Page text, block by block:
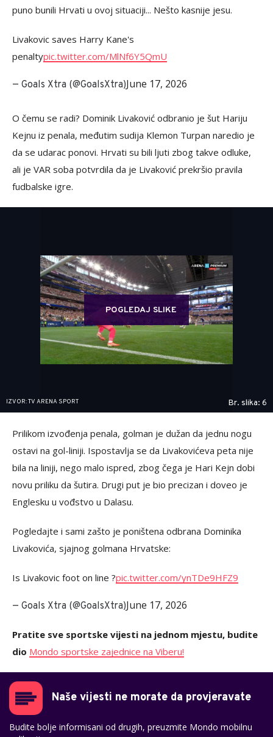
puno bunili Hrvati u ovoj situaciji... Nešto kasnije jesu.
Livakovic saves Harry Kane's
penaltypic.twitter.com/MlNf6Y5QmU
— Goals Xtra (@GoalsXtra)June 17, 2026
O čemu se radi? Dominik Livaković odbranio je šut Hariju
Kejnu iz penala, međutim sudija Klemon Turpan naredio je
da se udarac ponovi. Hrvati su bili ljuti zbog takve odluke,
ali je VAR soba potvrdila da je Livaković prekršio pravila
fudbalske igre.
POGLEDAJ SLIKE
IZVOR: TV ARENA SPORT Br. slika: 6
Prilikom izvođenja penala, golman je dužan da jednu nogu
ostavi na gol-liniji. Ispostavlja se da Livakovićeva peta nije
bila na liniji, nego malo ispred, zbog čega je Hari Kejn dobi
novu priliku da šutira. Drugi put je bio precizan i doveo je
Englesku u vođstvo u Dalasu.
Pogledajte i sami zašto je poništena odbrana Dominika
Livakovića, sjajnog golmana Hrvatske:
Is Livakovic foot on line ?pic.twitter.com/ynTDe9HFZ9
— Goals Xtra (@GoalsXtra)June 17, 2026
Pratite sve sportske vijesti na jednom mjestu, budite
dio Mondo sportske zajednice na Viberu!
Naše vijesti ne morate da provjeravate
Budite bolje informisani od drugih, preuzmite Mondo mobilnu